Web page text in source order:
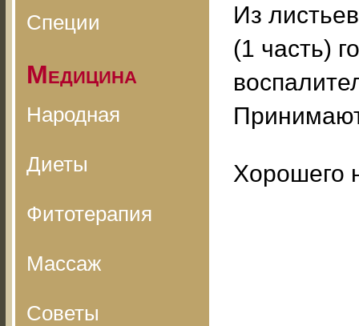
Специи
Медицина
Народная
Диеты
Фитотерапия
Массаж
Советы
Из
(1 часть)
Хорошего